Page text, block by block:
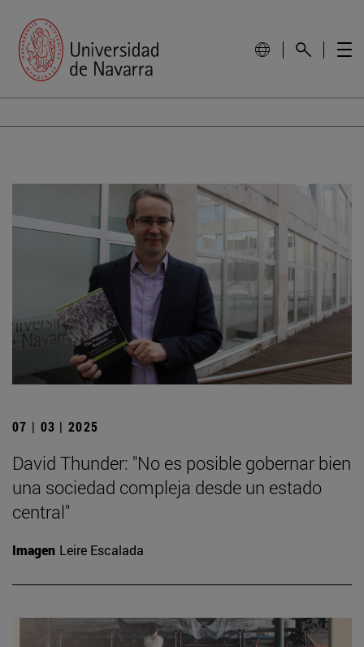
07 | 03 | 2025
David Thunder: "No es posible gobernar bien
una sociedad compleja desde un estado
central"
Imagen Leire Escalada